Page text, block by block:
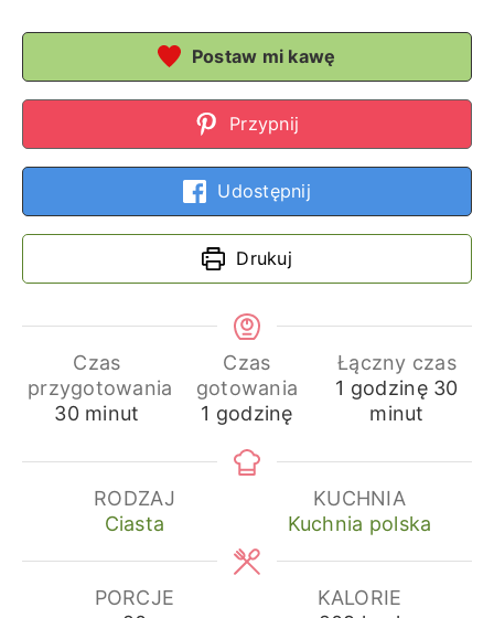
Postaw mi kawę
Przypnij
Udostępnij
Drukuj
Czas
przygotowania
30minuty
minut
Czas
gotowania
1 godzina
godzinę
Łączny czas
1 godzina
godzinę 30
minut
RODZAJ
Ciasta
KUCHNIA
Kuchnia polska
PORCJE
KALORIE